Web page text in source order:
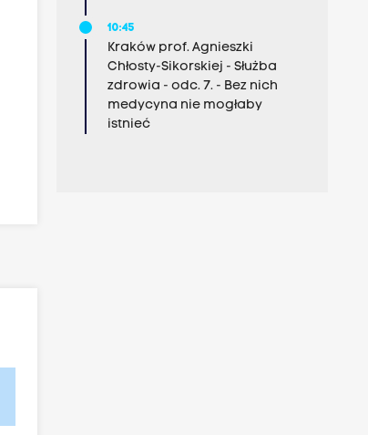
10:45
Kraków prof. Agnieszki
Chłosty-Sikorskiej - Służba
zdrowia - odc. 7. - Bez nich
medycyna nie mogłaby
istnieć